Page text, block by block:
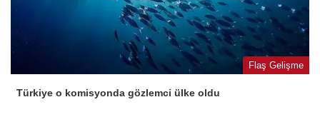
Flaş Gelişme
Türkiye o komisyonda gözlemci ülke oldu